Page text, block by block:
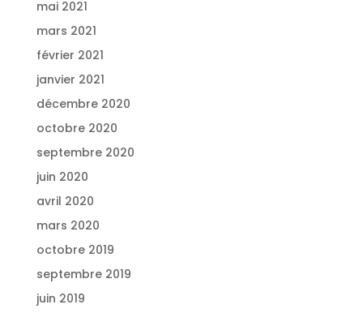
mai 2021
mars 2021
février 2021
janvier 2021
décembre 2020
octobre 2020
septembre 2020
juin 2020
avril 2020
mars 2020
octobre 2019
septembre 2019
juin 2019